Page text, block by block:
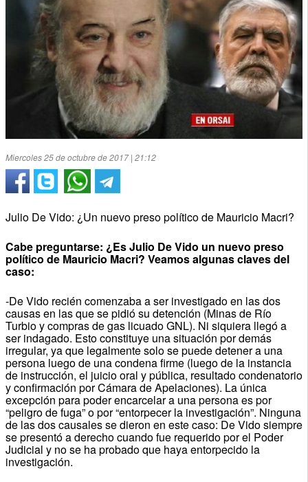
Miercoles 25 de octubre de 2017 | 21:12
Julio De Vido: ¿Un nuevo preso político de Mauricio Macri?
Cabe preguntarse: ¿Es Julio De Vido un nuevo preso
político de Mauricio Macri? Veamos algunas claves del
caso:
-De Vido recién comenzaba a ser investigado en las dos
causas en las que se pidió su detención (Minas de Río
Turbio y compras de gas licuado GNL). Ni siquiera llegó a
ser indagado. Esto constituye una situación por demás
irregular, ya que legalmente solo se puede detener a una
persona luego de una condena firme (luego de la instancia
de instrucción, el juicio oral y pública, resultado condenatorio
y confirmación por Cámara de Apelaciones). La única
excepción para poder encarcelar a una persona es por
“peligro de fuga” o por “entorpecer la investigación”. Ninguna
de las dos causales se dieron en este caso: De Vido siempre
se presentó a derecho cuando fue requerido por el Poder
Judicial y no se ha probado que haya entorpecido la
investigación.